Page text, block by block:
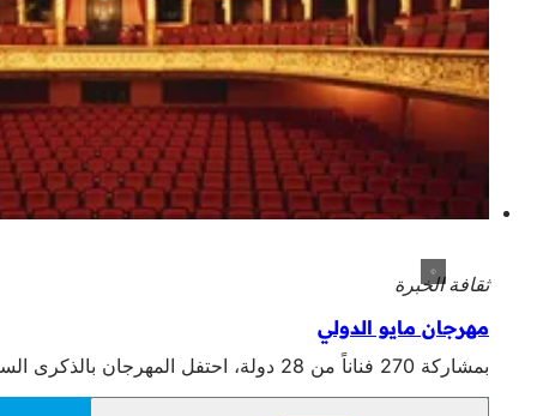
ثقافة الخبرة
مهرجان مايو الدولي
بمشاركة 270 فناناً من 28 دولة، احتفل المهرجان بالذكرى السنوية ال 130 لتأسيسه في مسرح هيسيشه شتاتستيتر بفيسبادن في الفترة من 1 إلى 31 مايو.